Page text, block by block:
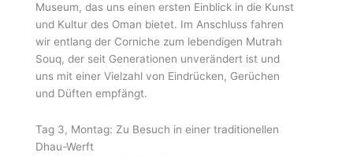
Museum, das uns einen ersten Einblick in die Kunst
und Kultur des Oman bietet. Im Anschluss fahren
wir entlang der Corniche zum lebendigen Mutrah
Souq, der seit Generationen unverändert ist und
uns mit einer Vielzahl von Eindrücken, Gerüchen
und Düften empfängt.
Tag 3, Montag: Zu Besuch in einer traditionellen
Dhau-Werft